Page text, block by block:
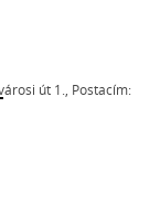
út 1., Postacím: